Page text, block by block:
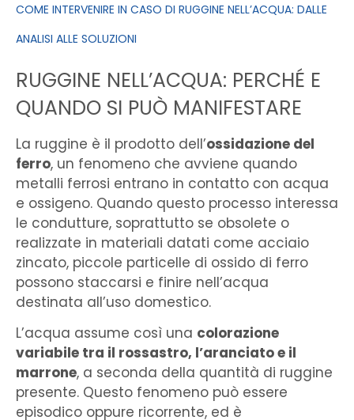
COME INTERVENIRE IN CASO DI RUGGINE NELL’ACQUA: DALLE
ANALISI ALLE SOLUZIONI
RUGGINE NELL’ACQUA: PERCHÉ E
QUANDO SI PUÒ MANIFESTARE
La ruggine è il prodotto dell’ossidazione del
ferro, un fenomeno che avviene quando
metalli ferrosi entrano in contatto con acqua
e ossigeno. Quando questo processo interessa
le condutture, soprattutto se obsolete o
realizzate in materiali datati come acciaio
zincato, piccole particelle di ossido di ferro
possono staccarsi e finire nell’acqua
destinata all’uso domestico.
L’acqua assume così una colorazione
variabile tra il rossastro, l’aranciato e il
marrone, a seconda della quantità di ruggine
presente. Questo fenomeno può essere
episodico oppure ricorrente, ed è